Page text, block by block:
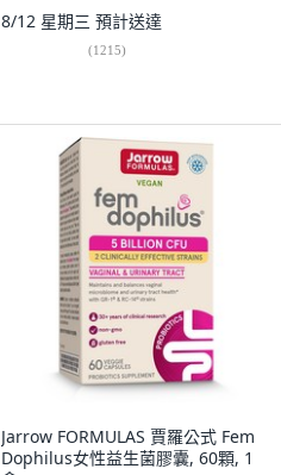
8/12 星期三 預計送達
(1215)
Jarrow FORMULAS 賈羅公式 Fem
Dophilus女性益生菌膠囊, 60顆, 1